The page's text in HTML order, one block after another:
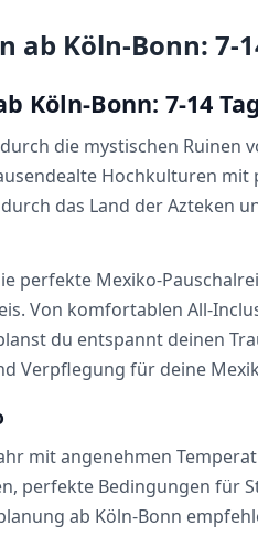
ab Köln-Bonn:
Köln-Bonn: 7-14
die mystischen
Hochkulturen
das Land der Azteken
perfekte Mexiko-
Von komfortablen All-
du entspannt deinen
Verpflegung für deine
mit angenehmen
perfekte Bedingungen
ab Köln-Bonn